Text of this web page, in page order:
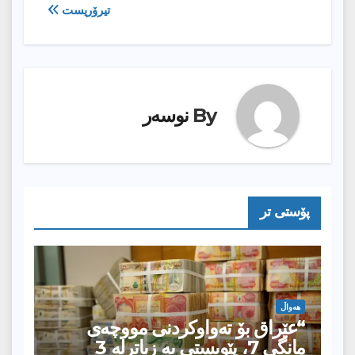
تیرۆریست
By نوسەر
پۆستى تر
هەواڵ
“عێراق بۆ تەواوکردنی مووچەی
مانگى 7، پێویستی بە زیاترلە 3